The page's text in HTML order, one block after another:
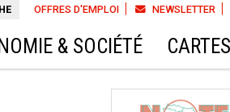
OFFRES D'EMPLOI NEWSLETTER
& SOCIÉTÉ